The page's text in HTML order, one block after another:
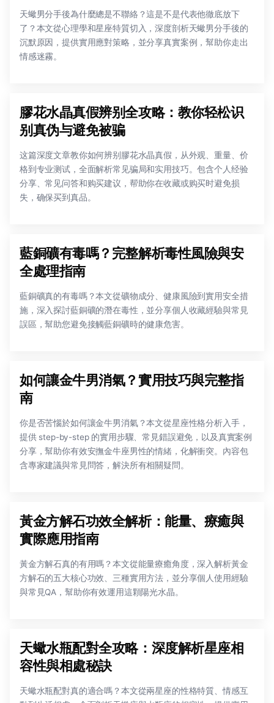
天蠍男分手後為什麼總是不聯絡？這是不是代表他徹底放下
了？本文從心理學和星座特質切入，深度剖析天蠍男分手後的
沉默原因，提供實用應對策略，並分享真實案例，幫助你走出
情感迷霧。
膠花水晶真假辨别全攻略：教你轻松识
别真伪与避免被骗
这篇深度文章教你如何辨别膠花水晶真假，从外观、重量、价
格到专业测试，全面解析常见骗局和实用技巧。包含个人经验
分享、常见问答和购买建议，帮助你在收藏或购买时避免损
失，确保买到真品。
藍銅礦有毒嗎？完整解析毒性風險與安
全處理指南
藍銅礦真的有毒嗎？本文從礦物成分、健康風險到實用安全措
施，深入探討藍銅礦的潛在毒性，並分享個人收藏經驗與常見
誤區，幫助您避免接觸藍銅礦時的健康危害。
如何讓金牛男消氣？實用技巧與完整指
南
你是否苦惱於如何讓金牛男消氣？本文從星座性格分析入手，
提供 step-by-step 的實用步驟、常見錯誤避免，以及真實案例
分享，幫助你有效安撫金牛座男性的情緒，化解衝突。內容包
含專家建議與常見問答，解決所有相關疑問。
黃金方解石功效全解析：能量、療癒與
實際應用指南
黃金方解石真的有用嗎？本文從能量療癒角度，深入解析黃金
方解石的五大核心功效、三種實用方法，並分享個人使用經驗
與常見QA，幫助你有效運用這顆陽光水晶。
天蠍水瓶配對全攻略：深度解析星座相
容性與相處秘訣
天蠍水瓶配對真的適合嗎？本文從兩星座的性格特質、情感互